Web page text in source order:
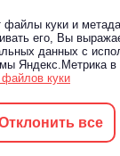
Следующее
файлы куки и
его, Вы
данных с
Яндекс.Метрика в
файлов куки
все